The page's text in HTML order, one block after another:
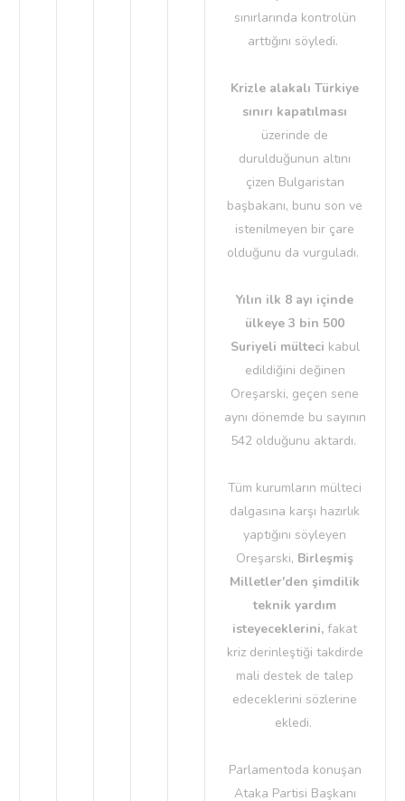
sınırlarında kontrolün
arttığını söyledi.
Krizle alakalı Türkiye
sınırı kapatılması
üzerinde de
durulduğunun altını
çizen Bulgaristan
başbakanı, bunu son ve
istenilmeyen bir çare
olduğunu da vurguladı.
Yılın ilk 8 ayı içinde
ülkeye 3 bin 500
Suriyeli mülteci kabul
edildiğini değinen
Oreşarski, geçen sene
aynı dönemde bu sayının
542 olduğunu aktardı.
Tüm kurumların mülteci
dalgasına karşı hazırlık
yaptığını söyleyen
Oreşarski, Birleşmiş
Milletler'den şimdilik
teknik yardım
isteyeceklerini, fakat
kriz derinleştiği takdirde
mali destek de talep
edeceklerini sözlerine
ekledi.
Parlamentoda konuşan
Ataka Partisi Başkanı